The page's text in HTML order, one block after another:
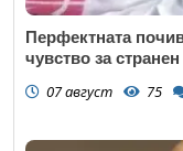
Перфектната
чувство за
07 август 75